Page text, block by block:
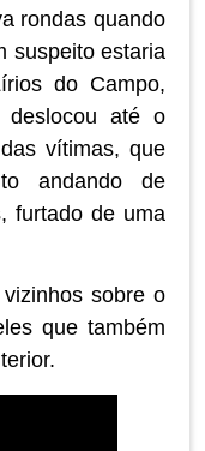
rondas quando
suspeito estaria
do Campo,
deslocou até o
vítimas, que
andando de
furtado de uma
sobre o
que também